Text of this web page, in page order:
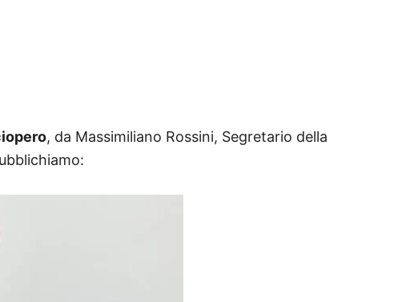
, da Massimiliano Rossini, Segretario della